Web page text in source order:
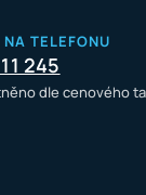
NA TELEFONU
245
dle cenového